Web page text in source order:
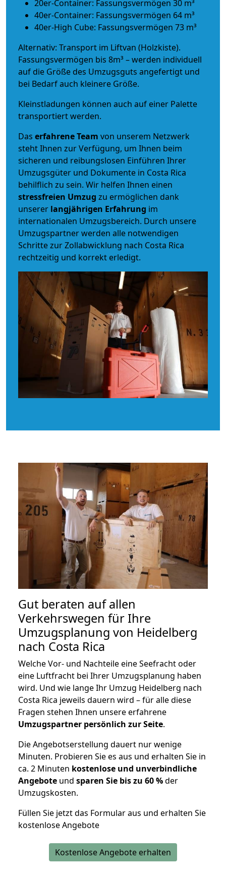
20er-Container: Fassungsvermögen 30 m³
40er-Container: Fassungsvermögen 64 m³
40er-High Cube: Fassungsvermögen 73 m³
Alternativ: Transport im Liftvan (Holzkiste).
Fassungsvermögen bis 8m³ – werden individuell
auf die Größe des Umzugsguts angefertigt und
bei Bedarf auch kleinere Größe.
Kleinstladungen können auch auf einer Palette
transportiert werden.
Das erfahrene Team von unserem Netzwerk
steht Ihnen zur Verfügung, um Ihnen beim
sicheren und reibungslosen Einführen Ihrer
Umzugsgüter und Dokumente in Costa Rica
behilflich zu sein. Wir helfen Ihnen einen
stressfreien Umzug zu ermöglichen dank
unserer langjährigen Erfahrung im
internationalen Umzugsbereich. Durch unsere
Umzugspartner werden alle notwendigen
Schritte zur Zollabwicklung nach Costa Rica
rechtzeitig und korrekt erledigt.
Gut beraten auf allen
Verkehrswegen für Ihre
Umzugsplanung von Heidelberg
nach Costa Rica
Welche Vor- und Nachteile eine Seefracht oder
eine Luftfracht bei Ihrer Umzugsplanung haben
wird. Und wie lange Ihr Umzug Heidelberg nach
Costa Rica jeweils dauern wird – für alle diese
Fragen stehen Ihnen unsere erfahrene
Umzugspartner persönlich zur Seite.
Die Angebotserstellung dauert nur wenige
Minuten. Probieren Sie es aus und erhalten Sie in
ca. 2 Minuten kostenlose und unverbindliche
Angebote und sparen Sie bis zu 60 %der
Umzugskosten.
Füllen Sie jetzt das Formular aus und erhalten Sie
kostenlose Angebote
Kostenlose Angebote erhalten